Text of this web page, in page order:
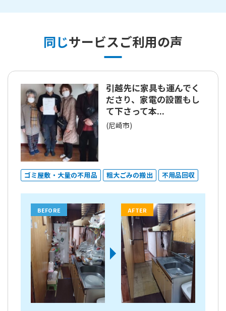
同じサービスご利用の声
引越先に家具も運んでく
ださり、家電の設置もし
て下さって本...
(尼崎市)
ゴミ屋敷・大量の不用品 粗大ごみの搬出 不用品回収
BEFORE AFTER